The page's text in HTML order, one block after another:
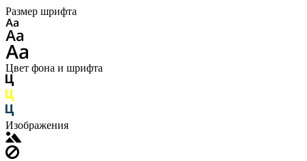
Размер шрифта
Цвет фона и шрифта
Изображения